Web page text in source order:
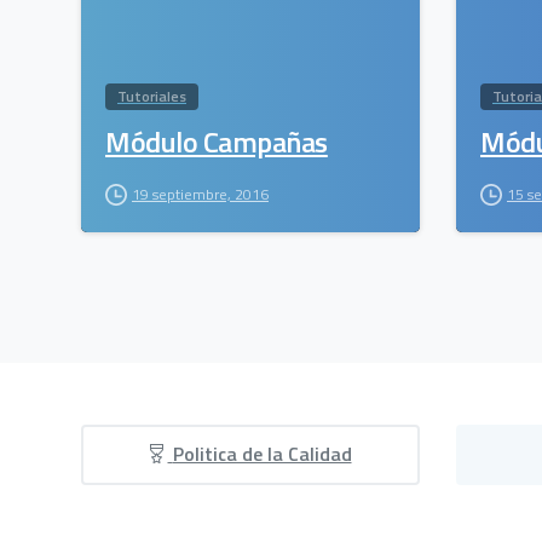
Tutoriales
Módulo Campañas
19 septiembre, 2016 15
Politica de la Calidad